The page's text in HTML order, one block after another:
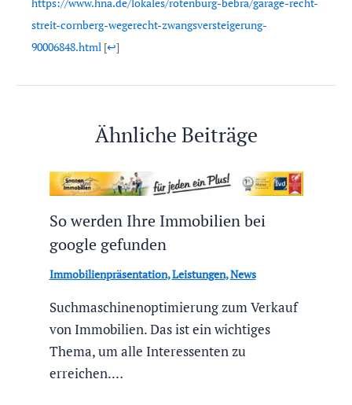
streit-cornberg-wegerecht-zwangsversteigerung-
90006848.html [↩]
Ähnliche Beiträge
So werden Ihre Immobilien bei
google gefunden
Immobilienpräsentation,Leistungen,News
Suchmaschinenoptimierung zum Verkauf
von Immobilien. Das ist ein wichtiges
Thema, um alle Interessenten zu
erreichen.…